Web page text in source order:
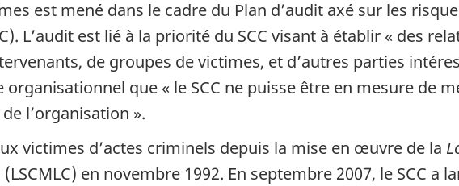
est mené dans le cadre du Plan d’audit axé sur les
L’audit est lié à la priorité du SCC visant à établir « des
de groupes de victimes, et d’autres parties
organisationnel que « le SCC ne puisse être en mesure de
l’organisation ».
victimes d’actes criminels depuis la mise en œuvre de la
(LSCMLC) en novembre 1992. En septembre 2007, le SCC a